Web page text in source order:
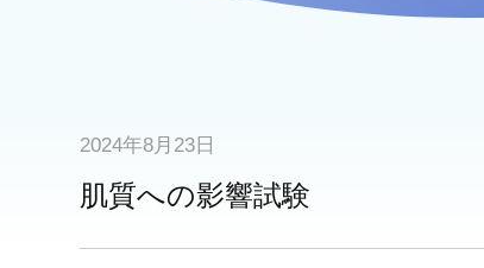
2024年8月23日
肌質への影響試験